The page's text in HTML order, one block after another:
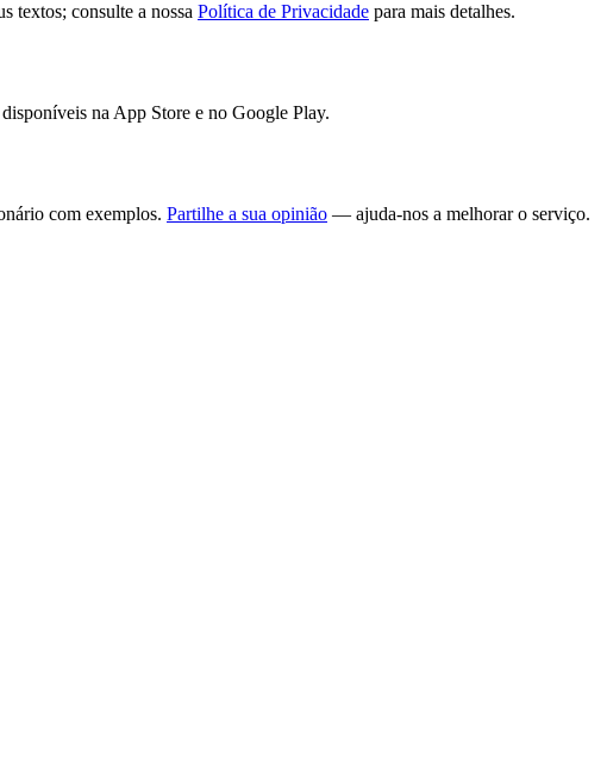
textos; consulte a nossa Política de Privacidade para mais detalhes.
na App Store e no Google Play.
com exemplos. Partilhe a sua opinião — ajuda-nos a melhorar o serviço.